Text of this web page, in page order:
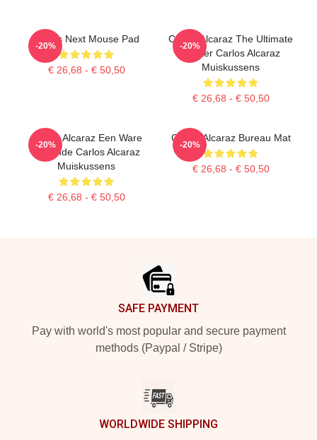
Carlos Next Mouse Pad
€ 26,68 - € 50,50
-20%
Carlos Alcaraz The Ultimate
Fighter Carlos Alcaraz
Muiskussens
€ 26,68 - € 50,50
-20%
Carlos Alcaraz Een Ware
Legende Carlos Alcaraz
Muiskussens
€ 26,68 - € 50,50
-20%
Carlos Alcaraz Bureau Mat
€ 26,68 - € 50,50
-20%
SAFE PAYMENT
Pay with world's most popular and secure payment
methods (Paypal / Stripe)
WORLDWIDE SHIPPING